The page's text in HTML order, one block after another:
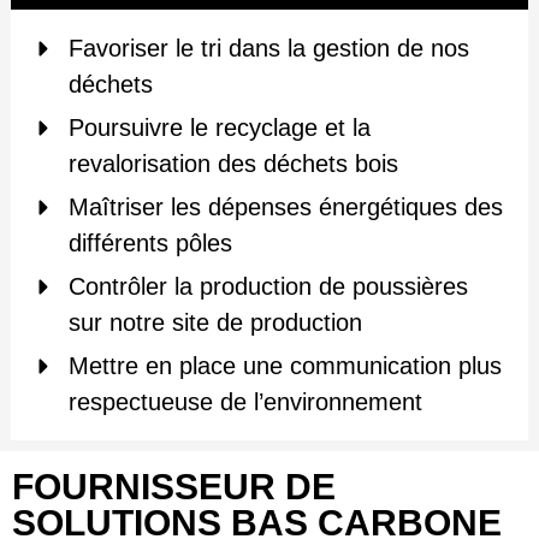
Favoriser le tri dans la gestion de nos
déchets
Poursuivre le recyclage et la
revalorisation des déchets bois
Maîtriser les dépenses énergétiques des
différents pôles
Contrôler la production de poussières
sur notre site de production
Mettre en place une communication plus
respectueuse de l’environnement
FOURNISSEUR DE
SOLUTIONS BAS CARBONE